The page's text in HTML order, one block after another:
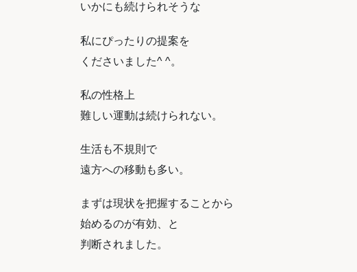
いかにも続けられそうな
私にぴったりの提案を
くださいました^ ^。
私の性格上
難しい運動は続けられない。
生活も不規則で
遠方への移動も多い。
まずは現状を把握することから
始めるのが有効、と
判断されました。